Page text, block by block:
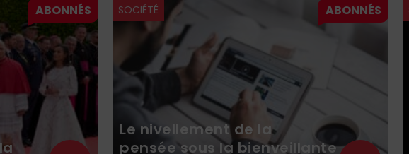
SOCIÉTÉ
Le nivellement de la
pensée sous la bienveillante